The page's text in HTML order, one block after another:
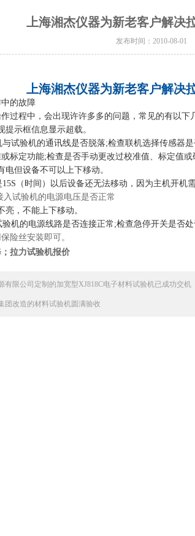
上海湘杰仪器为新老客户解决
发布时间：2010-08-01
上海湘杰仪器为新老客户解决
的故障
过程中，会出现许许多多的问题，常见的有以下
提示框信息显示超载。
试验机的通讯线是否脱落;检查联机选择传感器
标定功能;检查是否手动更改过校准值、标定值或
电但设备不可以上下移动。
（时间）以后设备还无法移动，因为主机开
试验机的电源电压是否正常
亮，不能上下移动。
机的电源线路是否连接正常;检查急停开关是否
险丝安装即可。
拉力试验机报价
有限公司定制的加宽型XJ818C电子材料试验机已成功交机
团改造的材料试验机圆满验收